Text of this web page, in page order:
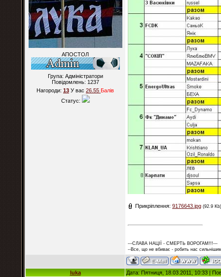
АПОСТОЛ
Група: Адміністратори
Повідомлень: 1237
Нагороди: 13 У вас 26.55 Балiв
Статус:
Прикріплення: 9176643.jpg (92.9 Kb)
---СЛАВА НАЦІЇ - СМЕРТЬ ВОРОГАМ!!!---
--Все, що не вбиває - робить нас
luka Дата: Пятниця, 18.03.2011, 10:33 |